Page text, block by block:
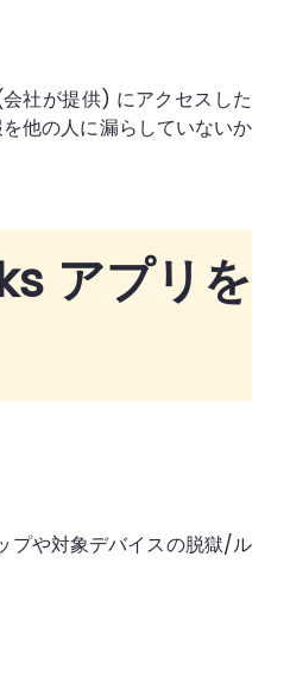
社が提供) にアクセスした
他の人に漏らしていないか
アプリを
プや対象デバイスの脱獄/ル